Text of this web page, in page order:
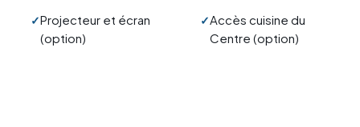
Projecteur et écran
(option)
Accès cuisine du
Centre (option)